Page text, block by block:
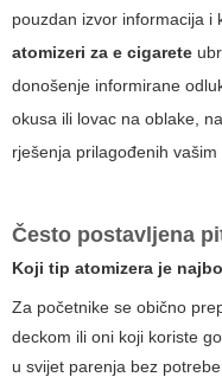
pouzdan izvor informacija i
atomizeri za e cigarete
donošenje informirane
okusa ili lovac na oblake,
rješenja prilagođenih vašim
Često postavljena
Koji tip atomizera je
Za početnike se obično
deckom ili oni koji koriste
u svijet parenja bez